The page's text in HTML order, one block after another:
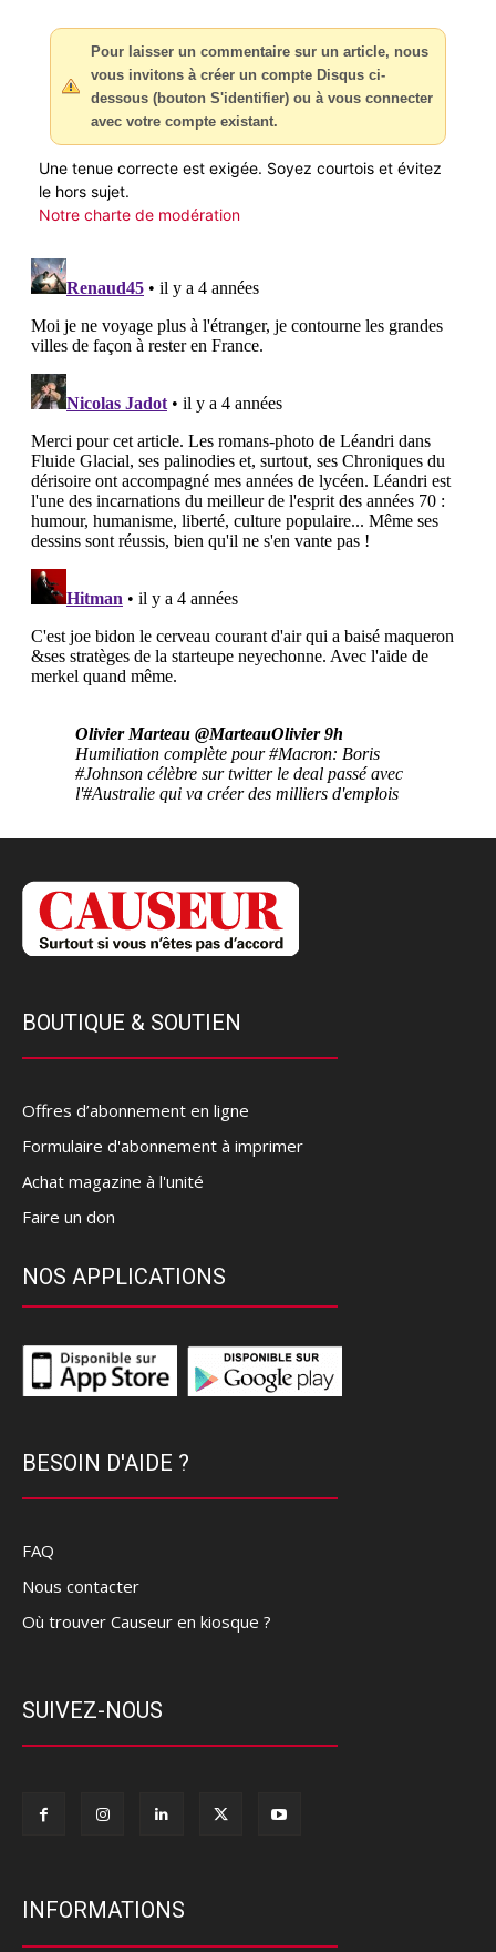
Pour laisser un commentaire sur un article, nous
vous invitons à créer un compte Disqus ci-
dessous (bouton S'identifier) ou à vous connecter
avec votre compte existant.
Une tenue correcte est exigée. Soyez courtois et évitez
le hors sujet.
Notre charte de modération
BOUTIQUE & SOUTIEN
Offres d’abonnement en ligne
Formulaire d'abonnement à imprimer
Achat magazine à l'unité
Faire un don
NOS APPLICATIONS
BESOIN D'AIDE ?
FAQ
Nous contacter
Où trouver Causeur en kiosque ?
SUIVEZ-NOUS
INFORMATIONS